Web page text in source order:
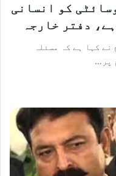
کو انسانی
دفتر خارجہ
کہا ہے کہ مسئلہ
پر…